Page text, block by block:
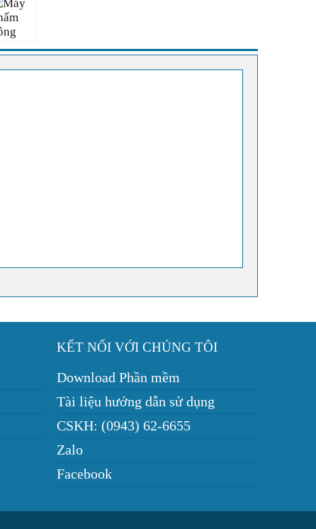
KẾT NỐI VỚI CHÚNG TÔI
Download Phần mềm
Tài liệu hướng dẫn sử dụng
CSKH: (0943) 62-6655
Zalo
Facebook